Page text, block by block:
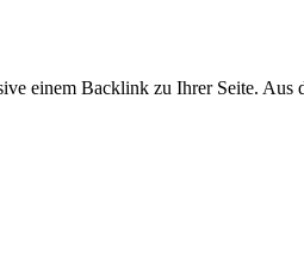
einem Backlink zu Ihrer Seite.